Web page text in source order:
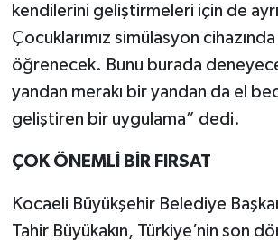
kendilerini geliştirmeleri için de
Çocuklarımız simülasyon
öğrenecek. Bunu burada
yandan merakı bir yandan da el
geliştiren bir uygulama” dedi.
ÇOK ÖNEMLİ BİR FIRSAT
Kocaeli Büyükşehir Belediye
Tahir Büyükakın, Türkiye’nin son